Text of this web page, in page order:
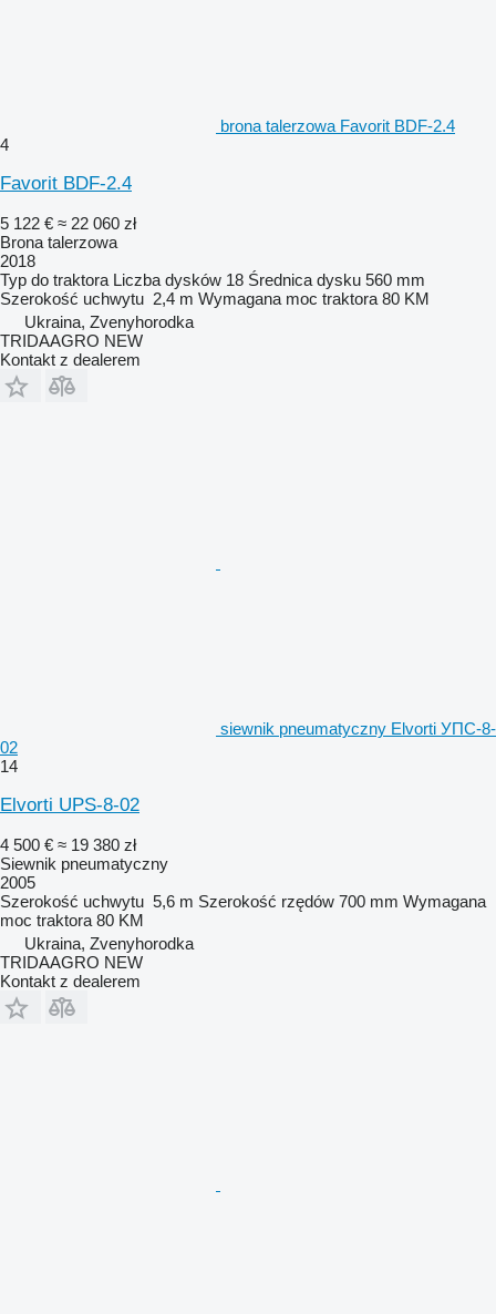
brona talerzowa Favorit BDF-2.4
4
Favorit BDF-2.4
5 122 € ≈ 22 060 zł
Brona talerzowa
2018
Typ do traktora Liczba dysków 18 Średnica dysku 560 mm
Szerokość uchwytu 2,4 m Wymagana moc traktora 80 KM
Ukraina, Zvenyhorodka
TRIDAAGRO NEW
Kontakt z dealerem
siewnik pneumatyczny Elvorti УПС-8-
02
14
Elvorti UPS-8-02
4 500 € ≈ 19 380 zł
Siewnik pneumatyczny
2005
Szerokość uchwytu 5,6 m Szerokość rzędów 700 mm Wymagana
moc traktora 80 KM
Ukraina, Zvenyhorodka
TRIDAAGRO NEW
Kontakt z dealerem